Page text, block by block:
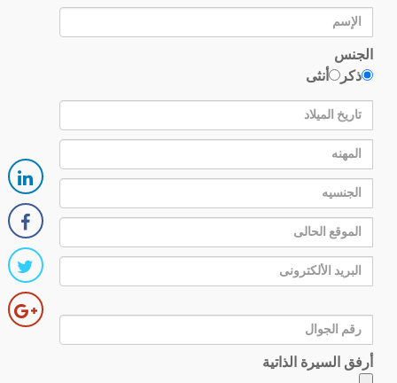
الجنس
ذكر
أنثى
أرفق السيرة الذاتية